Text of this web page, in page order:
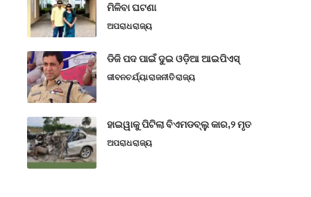
ମିଳିବା ଘଟଣା
ଅପରାଧରାଜ୍ୟ
ଡିଜି ପଦ ପାଇଁ ଦୁଇ ଓଡ଼ିଆ ଆଇପିଏସ୍
ଜୀବନଚର୍ଯ୍ୟାରାଜନୀତିରାଜ୍ୟ
ହାଇୱାକୁ ପିଟିଲା ବିଏମଡବ୍ଲୁ କାର,୨ ମୃତ
ଅପରାଧରାଜ୍ୟ